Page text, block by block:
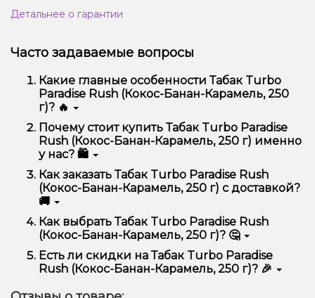
Детальнее о гарантии
Часто задаваемые вопросы
Какие главные особенности Табак Turbo
Paradise Rush (Кокос-Банан-Карамель, 250
г)? 🔥
Табак Turbo Paradise Rush (Кокос-Банан-Карамель,
250 г) отличается высоким качеством, удобством
использования и надежностью.
Почему стоит купить Табак Turbo Paradise
Rush (Кокос-Банан-Карамель, 250 г) именно
у нас? 🛍️
Мы предлагаем только оригинальную продукцию,
широкий ассортимент, выгодные цены и быструю
доставку. Кроме того, у нас регулярные акции и
скидки для клиентов!
Как заказать Табак Turbo Paradise Rush
(Кокос-Банан-Карамель, 250 г) с доставкой?
🚚
Оформить заказ можно в несколько кликов:
Добавьте Табак Turbo Paradise Rush (Кокос-
Банан-Карамель, 250 г) в корзину.
Перейдите к оформлению заказа.
доставки.
Как выбрать Табак Turbo Paradise Rush
(Кокос-Банан-Карамель, 250 г)? 🤔
Выбор зависит от ваших предпочтений – например,
если это кальян, учитывайте размер, материал и тип
чаши, если вейп – мощность и вкус. Наши
Есть ли скидки на Табак Turbo Paradise
Rush (Кокос-Банан-Карамель, 250 г)? 🎉